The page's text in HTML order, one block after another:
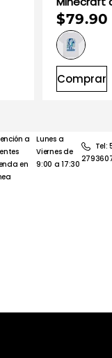
$79.90
Comprar
a
en
Lunes a
Viernes de
9:00 a 17:30
Tel: